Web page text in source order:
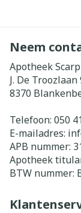
Neem
Apotheek
J. De Troozlaan
8370
Telefoon: 050
E-mailadres:
APB nummer:
Apotheek
BTW nummer: